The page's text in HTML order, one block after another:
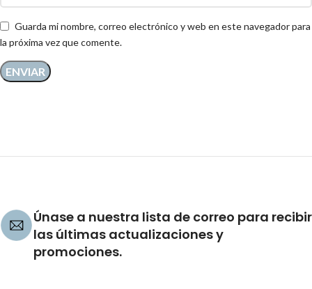
Guarda mi nombre, correo electrónico y web en este navegador para
la próxima vez que comente.
Únase a nuestra lista de correo para recibir
las últimas actualizaciones y
promociones.